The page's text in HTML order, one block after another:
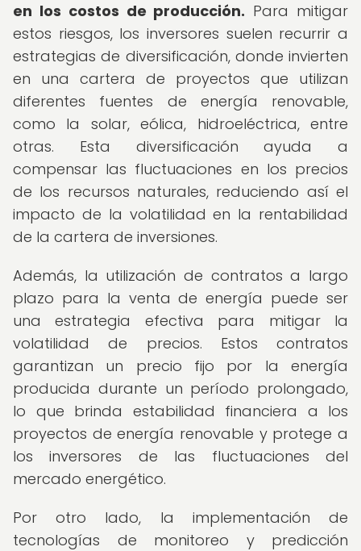
en los costos de producción. Para mitigar
estos riesgos, los inversores suelen recurrir a
estrategias de diversificación, donde invierten
en una cartera de proyectos que utilizan
diferentes fuentes de energía renovable,
como la solar, eólica, hidroeléctrica, entre
otras. Esta diversificación ayuda a
compensar las fluctuaciones en los precios
de los recursos naturales, reduciendo así el
impacto de la volatilidad en la rentabilidad
de la cartera de inversiones.
Además, la utilización de contratos a largo
plazo para la venta de energía puede ser
una estrategia efectiva para mitigar la
volatilidad de precios. Estos contratos
garantizan un precio fijo por la energía
producida durante un período prolongado,
lo que brinda estabilidad financiera a los
proyectos de energía renovable y protege a
los inversores de las fluctuaciones del
mercado energético.
Por otro lado, la implementación de
tecnologías de monitoreo y predicción